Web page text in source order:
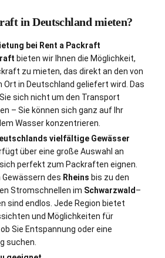
in Deutschland mieten?
bei Rent a Packraft
bieten wir Ihnen die Möglichkeit,
zu mieten, das direkt an den von
Ort in Deutschland geliefert wird. Das
sich nicht um den Transport
– Sie können sich ganz auf Ihr
Wasser konzentrieren.
vielfältige Gewässer
über eine große Auswahl an
perfekt zum Packraften eignen.
Gewässern des Rheins bis zu den
Stromschnellen im Schwarzwald –
sind endlos. Jede Region bietet
und Möglichkeiten für
Sie Entspannung oder eine
suchen.